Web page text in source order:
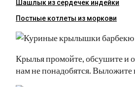
Шашлык из сердечек индейки
Постные котлеты из моркови
Крылья промойте, обсушите и
нам не понадобятся. Выложите